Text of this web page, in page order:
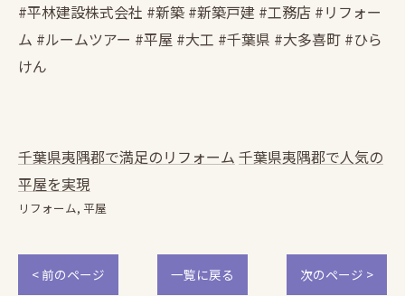
#平林建設株式会社 #新築 #新築戸建 #工務店 #リフォー
ム #ルームツアー #平屋 #大工 #千葉県 #大多喜町 #ひら
けん
千葉県夷隅郡で満足のリフォーム 千葉県夷隅郡で人気の
平屋を実現
リフォーム 平屋
< 前のページ 一覧に戻る 次のページ >